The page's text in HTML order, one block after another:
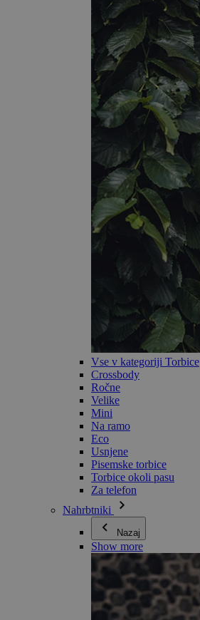
Vse v kategoriji Torbice
Crossbody
Ročne
Velike
Mini
Na ramo
Eco
Usnjene
Pisemske torbice
Torbice okoli pasu
Za telefon
Nahrbtniki
Nazaj
Show more